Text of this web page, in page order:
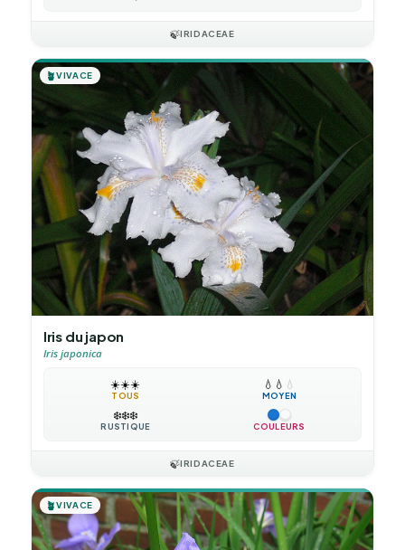
🍃IRIDACEAE
🪴VIVACE
Iris du japon
Iris japonica
☀️☀️☀️
TOUS
💧 💧 💧
MOYEN
❄️❄️❄️
RUSTIQUE COULEURS
🍃IRIDACEAE
🪴VIVACE